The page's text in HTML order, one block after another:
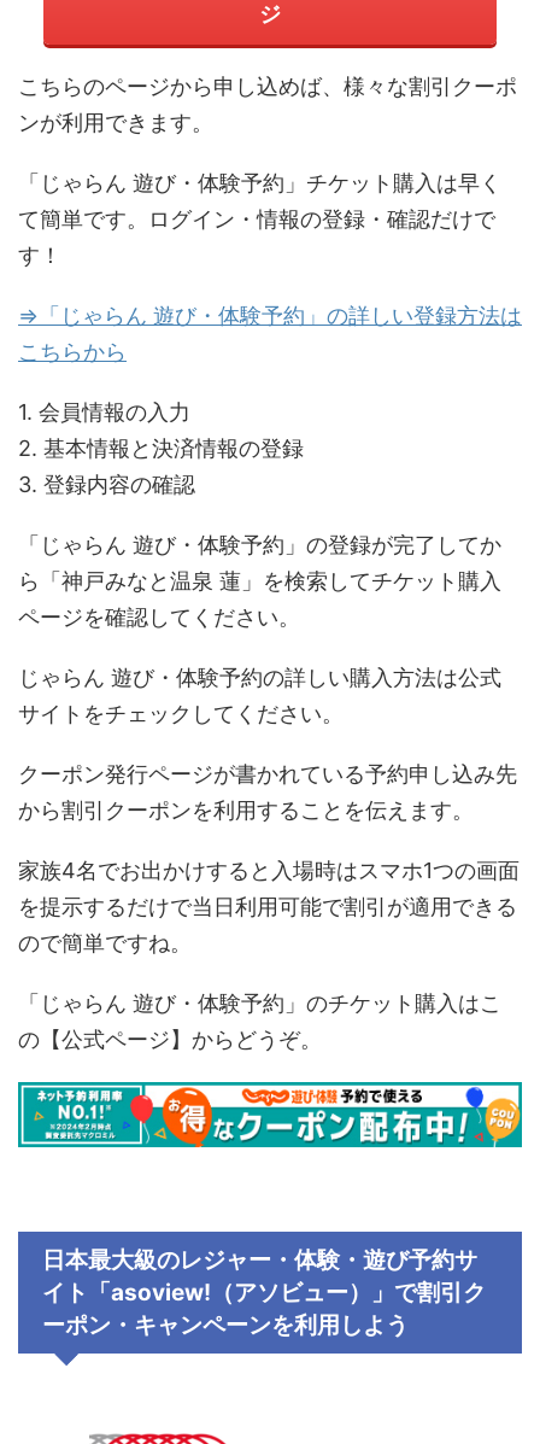
ジ
こちらのページから申し込めば、様々な割引クーポ
ンが利用できます。
「じゃらん 遊び・体験予約」チケット購入は早く
て簡単です。ログイン・情報の登録・確認だけで
す！
⇒「じゃらん 遊び・体験予約」の詳しい登録方法は
こちらから
1. 会員情報の入力
2. 基本情報と決済情報の登録
3. 登録内容の確認
「じゃらん 遊び・体験予約」の登録が完了してか
ら「神戸みなと温泉 蓮」を検索してチケット購入
ページを確認してください。
じゃらん 遊び・体験予約の詳しい購入方法は公式
サイトをチェックしてください。
クーポン発行ページが書かれている予約申し込み先
から割引クーポンを利用することを伝えます。
家族4名でお出かけすると入場時はスマホ1つの画面
を提示するだけで当日利用可能で割引が適用できる
ので簡単ですね。
「じゃらん 遊び・体験予約」のチケット購入はこ
の【公式ページ】からどうぞ。
日本最大級のレジャー・体験・遊び予約サ
イト「asoview! （アソビュー）」で割引ク
ーポン・キャンペーンを利用しよう